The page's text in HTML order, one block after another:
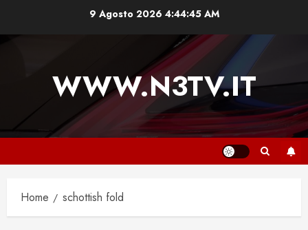
9 Agosto 2026 4:44:46 AM
WWW.N3TV.IT
Home schottish fold